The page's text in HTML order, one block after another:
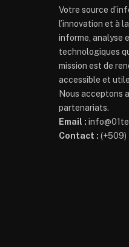
Votre source
l’innovation et à
informe, analyse
technologiques
mission est de
accessible et
Nous acceptons
partenariats.
Email :
Contact : (+509)